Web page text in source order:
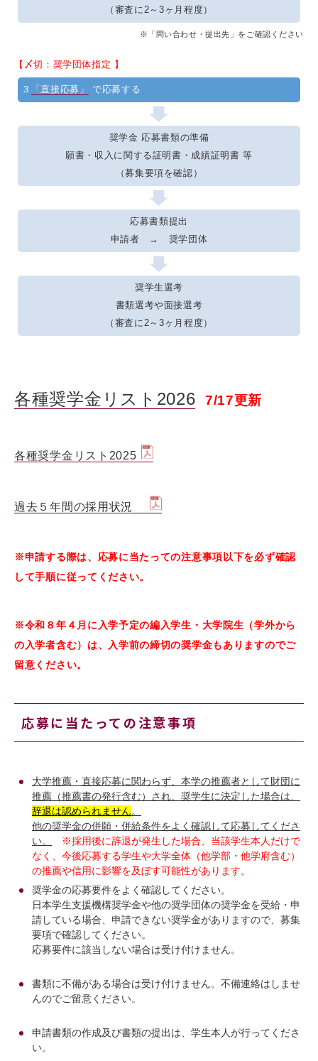
（審査に2～3ヶ月程度）
※「問い合わせ・提出先」をご確認ください
【〆切：奨学団体指定 】
３ 「直接応募」 で応募する
奨学金 応募書類の準備
願書・収入に関する証明書・成績証明書 等
（募集要項を確認）
応募書類提出
申請者 → 奨学団体
奨学生選考
書類選考や面接選考
（審査に2～3ヶ月程度）
各種奨学金リスト2026 7/17更新
各種奨学金リスト2025
過去５年間の採用状況
※申請する際は、応募に当たっての注意事項以下を必ず確認
して手順に従ってください。
※令和８年４月に入学予定の編入学生・大学院生（学外から
の入学者含む）は、入学前の締切の奨学金もありますのでご
留意ください。
応募に当たっての注意事項
大学推薦・直接応募に関わらず、本学の推薦者として財団に
推薦（推薦書の発行含む）され、奨学生に決定した場合は、
辞退は認められません。
他の奨学金の併願・併給条件をよく確認して応募してくださ
い。
※採用後に辞退が発生した場合、当該学生本人だけで
なく、今後応募する学生や大学全体（他学部・他学府含む）
の推薦や信用に影響を及ぼす可能性があります。
奨学金の応募要件をよく確認してください。
日本学生支援機構奨学金や他の奨学団体の奨学金を受給・申
請している場合、申請できない奨学金がありますので、募集
要項で確認してください。
応募要件に該当しない場合は受け付けません。
書類に不備がある場合は受け付けません。不備連絡はしませ
んのでご留意ください。
申請書類の作成及び書類の提出は、学生本人が行ってくださ
い。